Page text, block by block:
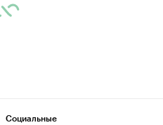
Социальные